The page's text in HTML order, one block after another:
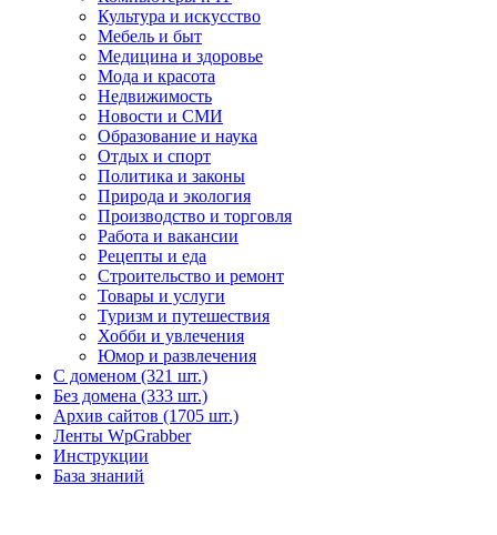
Культура и искусство
Мебель и быт
Медицина и здоровье
Мода и красота
Недвижимость
Новости и СМИ
Образование и наука
Отдых и спорт
Политика и законы
Природа и экология
Производство и торговля
Работа и вакансии
Рецепты и еда
Строительство и ремонт
Товары и услуги
Туризм и путешествия
Хобби и увлечения
Юмор и развлечения
С доменом (321 шт.)
Без домена (333 шт.)
Архив сайтов (1705 шт.)
Ленты WpGrabber
Инструкции
База знаний